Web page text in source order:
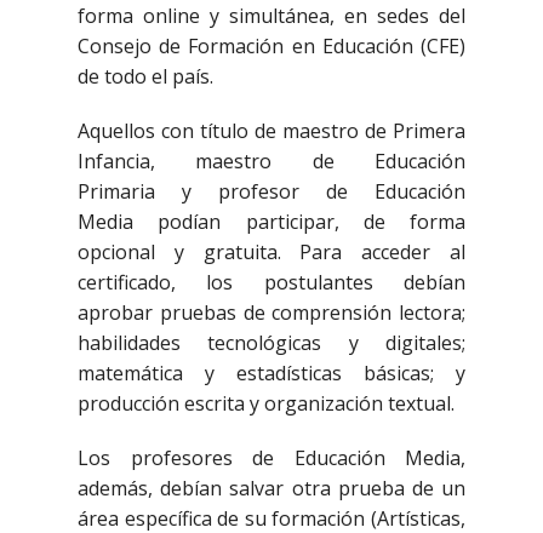
forma online y simultánea, en sedes del
Consejo de Formación en Educación (CFE)
de todo el país.
Aquellos con título de maestro de Primera
Infancia, maestro de Educación
Primaria y profesor de Educación
Media podían participar, de forma
opcional y gratuita. Para acceder al
certificado, los postulantes debían
aprobar pruebas de comprensión lectora;
habilidades tecnológicas y digitales;
matemática y estadísticas básicas; y
producción escrita y organización textual.
Los profesores de Educación Media,
además, debían salvar otra prueba de un
área específica de su formación (Artísticas,